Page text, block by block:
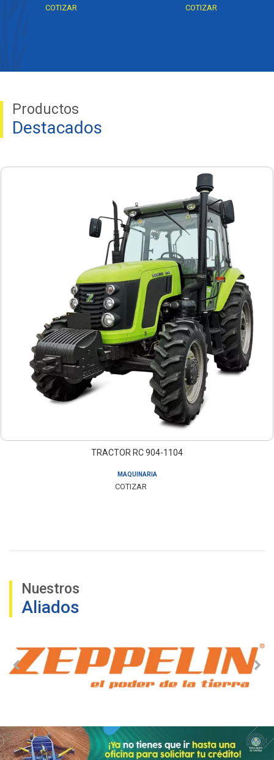
COTIZAR COTIZAR
Productos
Destacados
TRACTOR RC 904-1104
MAQUINARIA
COTIZAR
Nuestros
Aliados